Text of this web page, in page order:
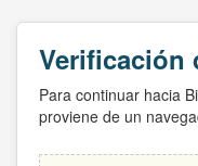
Verificación
Para continuar hacia
proviene de un